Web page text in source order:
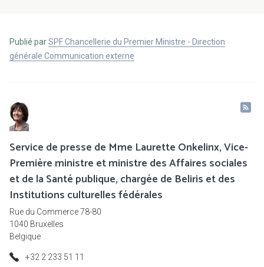
Publié parSPF Chancellerie du Premier Ministre - Direction
générale Communication externe
Service de presse de Mme Laurette Onkelinx, Vice-
Première ministre et ministre des Affaires sociales
et de la Santé publique, chargée de Beliris et des
Institutions culturelles fédérales
Rue du Commerce 78-80
1040 Bruxelles
Belgique
+32 2 233 51 11